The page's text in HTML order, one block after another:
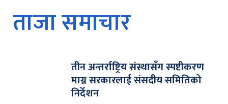
ताजा समाचार
तीन अन्तर्राष्ट्रिय संस्थासँग स्पष्टीकरण
माग्न सरकारलाई संसदीय समितिको
निर्देशन